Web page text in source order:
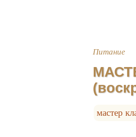
Питание
мастер